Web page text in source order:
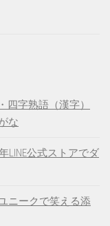
四字熟語（漢字）
な
LINE公式ストアでダ
ニークで笑える添